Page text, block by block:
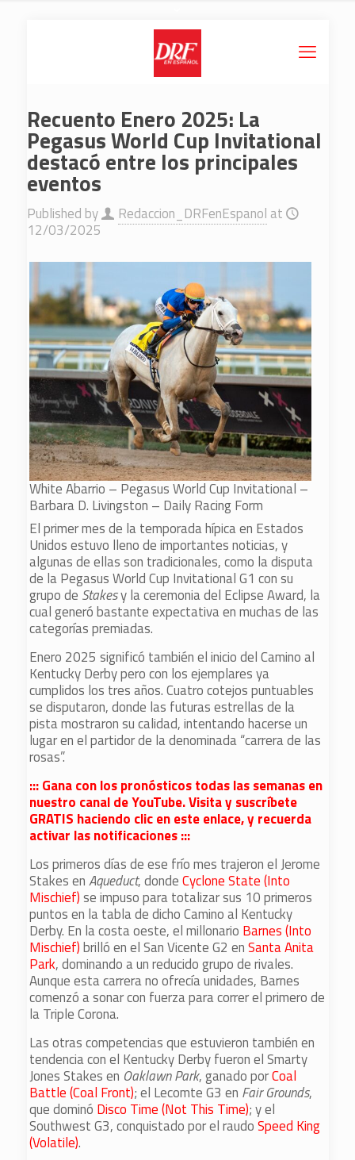
Recuento Enero 2025: La
Pegasus World Cup Invitational
destacó entre los principales
eventos
Published by Redaccion_DRFenEspanol at
12/03/2025
White Abarrio – Pegasus World Cup Invitational –
Barbara D. Livingston – Daily Racing Form
El primer mes de la temporada hípica en Estados
Unidos estuvo lleno de importantes noticias, y
algunas de ellas son tradicionales, como la disputa
de la Pegasus World Cup Invitational G1 con su
grupo de Stakesy la ceremonia del Eclipse Award, la
cual generó bastante expectativa en muchas de las
categorías premiadas.
Enero 2025 significó también el inicio del Camino al
Kentucky Derby pero con los ejemplares ya
cumplidos los tres años. Cuatro cotejos puntuables
se disputaron, donde las futuras estrellas de la
pista mostraron su calidad, intentando hacerse un
lugar en el partidor de la denominada “carrera de las
rosas”.
::: Gana con los pronósticos todas las semanas en
nuestro canal de YouTube. Visita y suscríbete
GRATIS haciendo clic en este enlace, y recuerda
activar las notificaciones :::
Los primeros días de ese frío mes trajeron el Jerome
Stakes enAqueduct, dondeCyclone State (Into
Mischief)se impuso para totalizar sus 10 primeros
puntos en la tabla de dicho Camino al Kentucky
Derby. En la costa oeste, el millonario Barnes (Into
Mischief)brilló en el San Vicente G2 enSanta Anita
Park, dominando a un reducido grupo de rivales.
Aunque esta carrera no ofrecía unidades, Barnes
comenzó a sonar con fuerza para correr el primero de
la Triple Corona.
Las otras competencias que estuvieron también en
tendencia con el Kentucky Derby fueron el Smarty
Jones Stakes en Oaklawn Park, ganado porCoal
Battle (Coal Front); el Lecomte G3 en Fair Grounds,
que dominó Disco Time (Not This Time); y el
Southwest G3, conquistado por el raudoSpeed King
(Volatile).